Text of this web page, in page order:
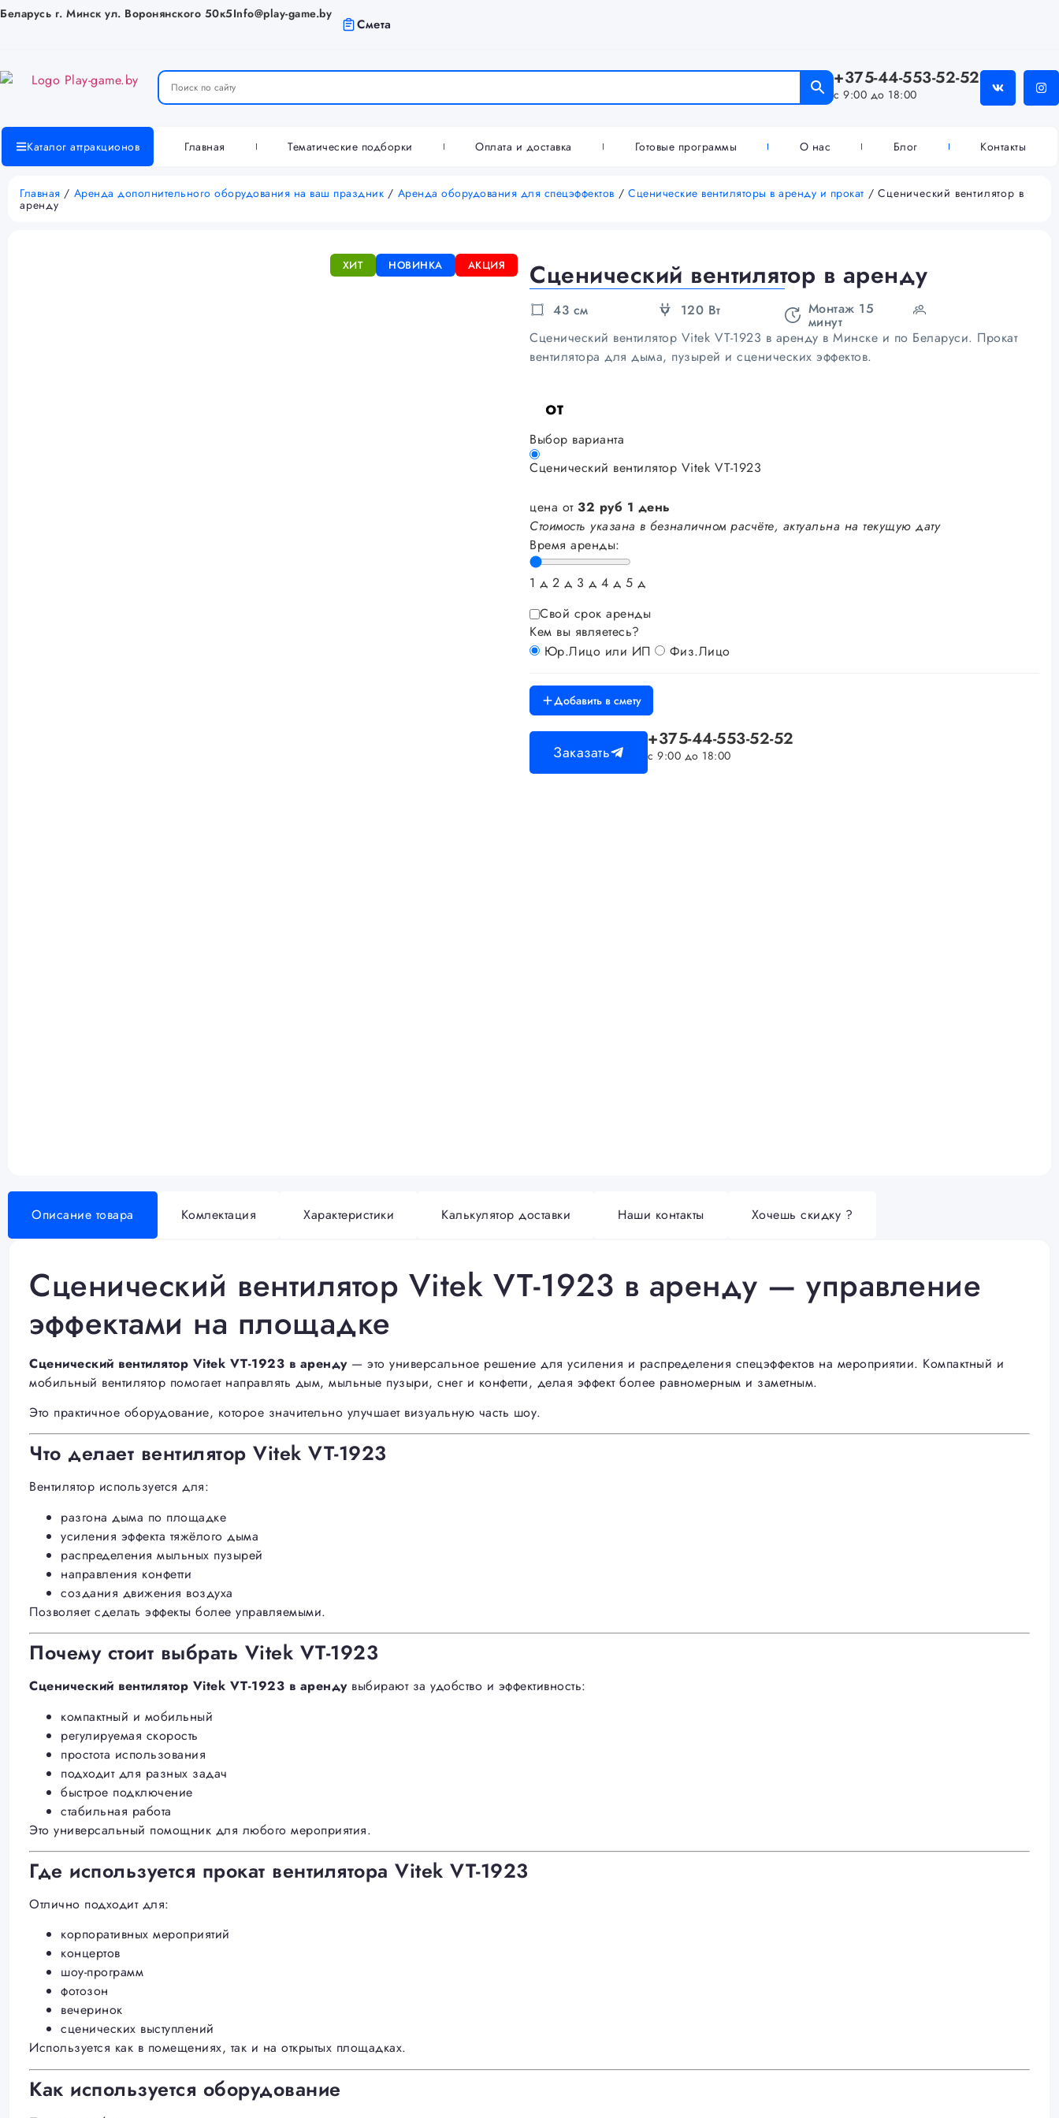
Беларусь г. Минск ул. Воронянского 50к5Info@play-game.by
Смета
+375-44-553-52-52
с 9:00 до 18:00
Каталог аттракционов Главная Тематические подборки Оплата и доставка Готовые программы О нас Блог Контакты
Главная / Аренда дополнительного оборудования на ваш праздник / Аренда оборудования для спецэффектов /Сценические вентиляторы в аренду и прокат / Сценический вентилятор в
аренду
АКЦИЯ
НОВИНКА
ХИТ Сценический вентилятор в аренду
43 см 120 Вт Монтаж 15
минут
Сценический вентилятор Vitek VT-1923 в аренду в Минске и по Беларуси. Прокат
вентилятора для дыма, пузырей и сценических эффектов.
от
Выбор варианта
Сценический вентилятор Vitek VT-1923
цена от 32 руб 1 день
Стоимость указана в безналичном расчёте, актуальна на текущую дату
Время аренды:
1 д 2 д 3 д 4 д 5 д
Свой срок аренды
Кем вы являетесь?
Юр.Лицо или ИП
Физ.Лицо
Добавить в смету
Заказать
+375-44-553-52-52
с 9:00 до 18:00
Описание товара Комлектация Характеристики Калькулятор доставки Наши контакты Хочешь скидку ?
Сценический вентилятор Vitek VT-1923 в аренду — управление
эффектами на площадке
Сценический вентилятор Vitek VT-1923 в аренду— это универсальное решение для усиления и распределения спецэффектов на мероприятии. Компактный и
мобильный вентилятор помогает направлять дым, мыльные пузыри, снег и конфетти, делая эффект более равномерным и заметным.
Это практичное оборудование, которое значительно улучшает визуальную часть шоу.
Что делает вентилятор Vitek VT-1923
Вентилятор используется для:
разгона дыма по площадке
усиления эффекта тяжёлого дыма
распределения мыльных пузырей
направления конфетти
создания движения воздуха
Позволяет сделать эффекты более управляемыми.
Почему стоит выбрать Vitek VT-1923
Сценический вентилятор Vitek VT-1923 в арендувыбирают за удобство и эффективность:
компактный и мобильный
регулируемая скорость
простота использования
подходит для разных задач
быстрое подключение
стабильная работа
Это универсальный помощник для любого мероприятия.
Где используется прокат вентилятора Vitek VT-1923
Отлично подходит для:
корпоративных мероприятий
концертов
шоу-программ
фотозон
вечеринок
сценических выступлений
Используется как в помещениях, так и на открытых площадках.
Как используется оборудование